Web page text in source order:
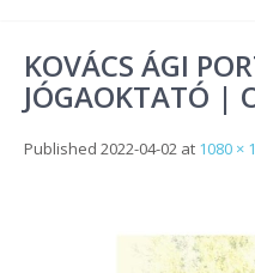
KOVÁCS ÁGI
JÓGAOKTATÓ |
Published 2022-04-02 at 1080 ×